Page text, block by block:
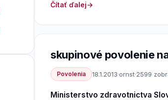
Čítať ďalej
skupinové povolenie
Povolenia 18.1.2013·ornst·2599
Ministerstvo zdravotnictva